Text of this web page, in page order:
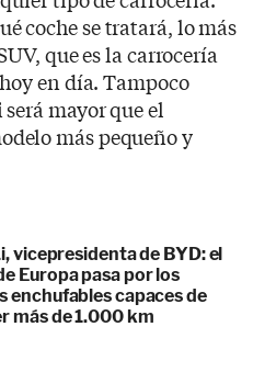
coche se tratará, lo más
que es la carrocería
en día. Tampoco
mayor que el
más pequeño y
vicepresidenta de BYD: el
Europa pasa por los
enchufables capaces de
más de 1.000 km